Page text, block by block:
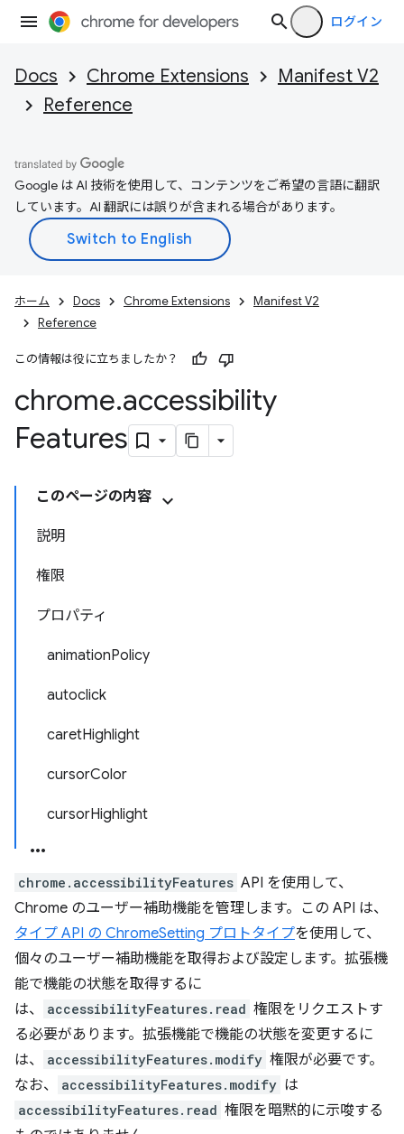
ログイン
Docs Chrome Extensions
Manifest V2
Reference
Google は AI 技術を使用して、コンテンツをご希望の言語に翻訳
しています。AI 翻訳には誤りが含まれる場合があります。
ホーム Docs Chrome Extensions
Manifest V2
Reference
この情報は役に立ちましたか？
chrome.accessibility
Features
このページの内容
説明
権限
プロパティ
animationPolicy
autoclick
caretHighlight
cursorColor
cursorHighlight
chrome.accessibilityFeatures API を使用して、
Chrome のユーザー補助機能を管理します。この API は、
タイプ API の ChromeSetting プロトタイプを使用して、
個々のユーザー補助機能を取得および設定します。拡張機
能で機能の状態を取得するに
は、
accessibilityFeatures.read 権限をリクエストす
る必要があります。拡張機能で機能の状態を変更するに
は、
accessibilityFeatures.modify 権限が必要です。
なお、
accessibilityFeatures.modify は
accessibilityFeatures.read 権限を暗黙的に示唆する